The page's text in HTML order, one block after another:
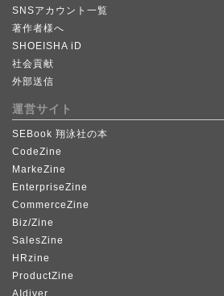
SNSアカウント一覧
著作者様へ
SHOEISHA iD
社会貢献
外部送信
運営サイト
SEBook 翔泳社の本
CodeZine
MarkeZine
EnterpriseZine
CommerceZine
Biz/Zine
SalesZine
HRzine
ProductZine